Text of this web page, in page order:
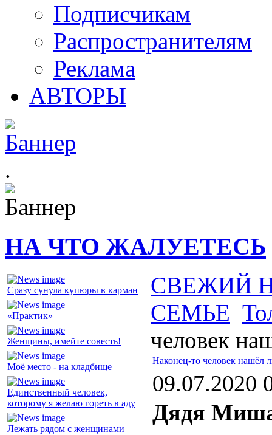
Подписчикам
Распространителям
Реклама
АВТОРЫ
.
НА ЧТО ЖАЛУЕТЕСЬ
Сразу сунула купюры в карман
«Практик»
Женщины, имейте совесть!
Моё место - на кладбище
Единственный человек,
которому я желаю гореть в аду
Лежать рядом с женщинами
СВЕЖИЙ
СЕМЬЕ
человек
Наконец-то человек нашёл
09.07.2020
Дядя